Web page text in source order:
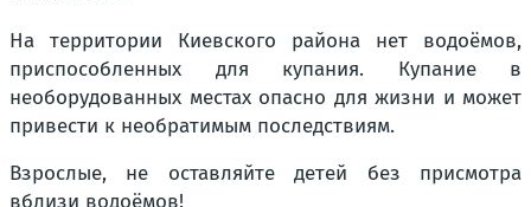
На территории Киевского района нет водоёмов,
приспособленных для купания. Купание в
необорудованных местах опасно для жизни и может
привести к необратимым последствиям.
Взрослые, не оставляйте детей без присмотра
вблизи водоёмов!